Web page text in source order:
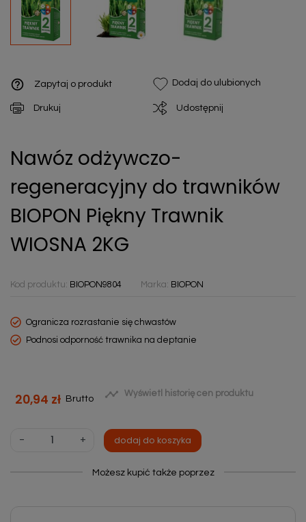
help_outline Zapytaj o produkt Dodaj do ulubionych
Drukuj Udostępnij
Nawóz odżywczo-
regeneracyjny do trawników
BIOPON Piękny Trawnik
WIOSNA 2KG
Kod produktu: BIOPON9804 Marka: BIOPON
Ogranicza rozrastanie się chwastów
Podnosi odporność trawnika na deptanie
20,94 zł Brutto  Wyświetl historię cen produktu
- + dodaj do koszyka
Możesz kupić także poprzez